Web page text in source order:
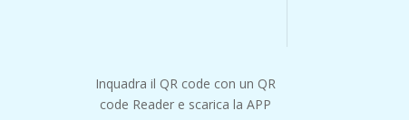
Inquadra il QR code con un QR
code Reader e scarica la APP